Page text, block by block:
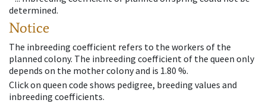
determined.
Notice
The inbreeding coefficient refers to the workers of the
planned colony. The inbreeding coefficient of the queen only
depends on the mother colony and is 1.80 %.
Click on queen code shows pedigree, breeding values and
inbreeding coefficients.